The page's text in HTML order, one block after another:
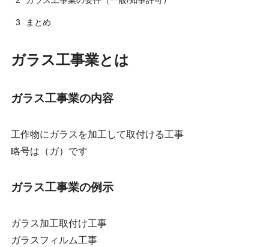
3 まとめ
ガラス工事業とは
ガラス工事業の内容
工作物にガラスを加工して取付ける工事
略号は（ガ）です
ガラス工事業の例示
ガラス加工取付け工事
ガラスフィルム工事